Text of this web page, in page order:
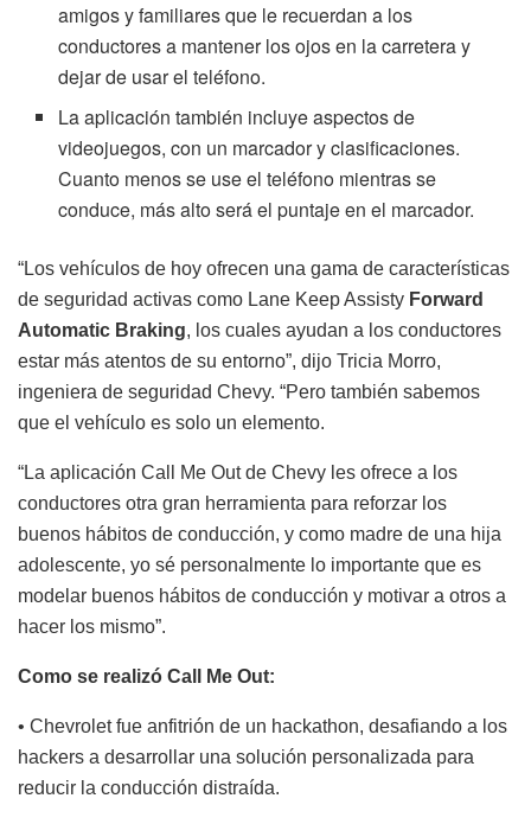
amigos y familiares que le recuerdan a los
conductores a mantener los ojos en la carretera y
dejar de usar el teléfono.
La aplicación también incluye aspectos de
videojuegos, con un marcador y clasificaciones.
Cuanto menos se use el teléfono mientras se
conduce, más alto será el puntaje en el marcador.
“Los vehículos de hoy ofrecen una gama de características
de seguridad activas como Lane Keep Assisty Forward
Automatic Braking, los cuales ayudan a los conductores
estar más atentos de su entorno”, dijo Tricia Morro,
ingeniera de seguridad Chevy. “Pero también sabemos
que el vehículo es solo un elemento.
“La aplicación Call Me Out de Chevy les ofrece a los
conductores otra gran herramienta para reforzar los
buenos hábitos de conducción, y como madre de una hija
adolescente, yo sé personalmente lo importante que es
modelar buenos hábitos de conducción y motivar a otros a
hacer los mismo”.
Como se realizó Call Me Out:
• Chevrolet fue anfitrión de un hackathon, desafiando a los
hackers a desarrollar una solución personalizada para
reducir la conducción distraída.